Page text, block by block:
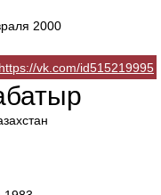
2000
https://vk.com/id515219995